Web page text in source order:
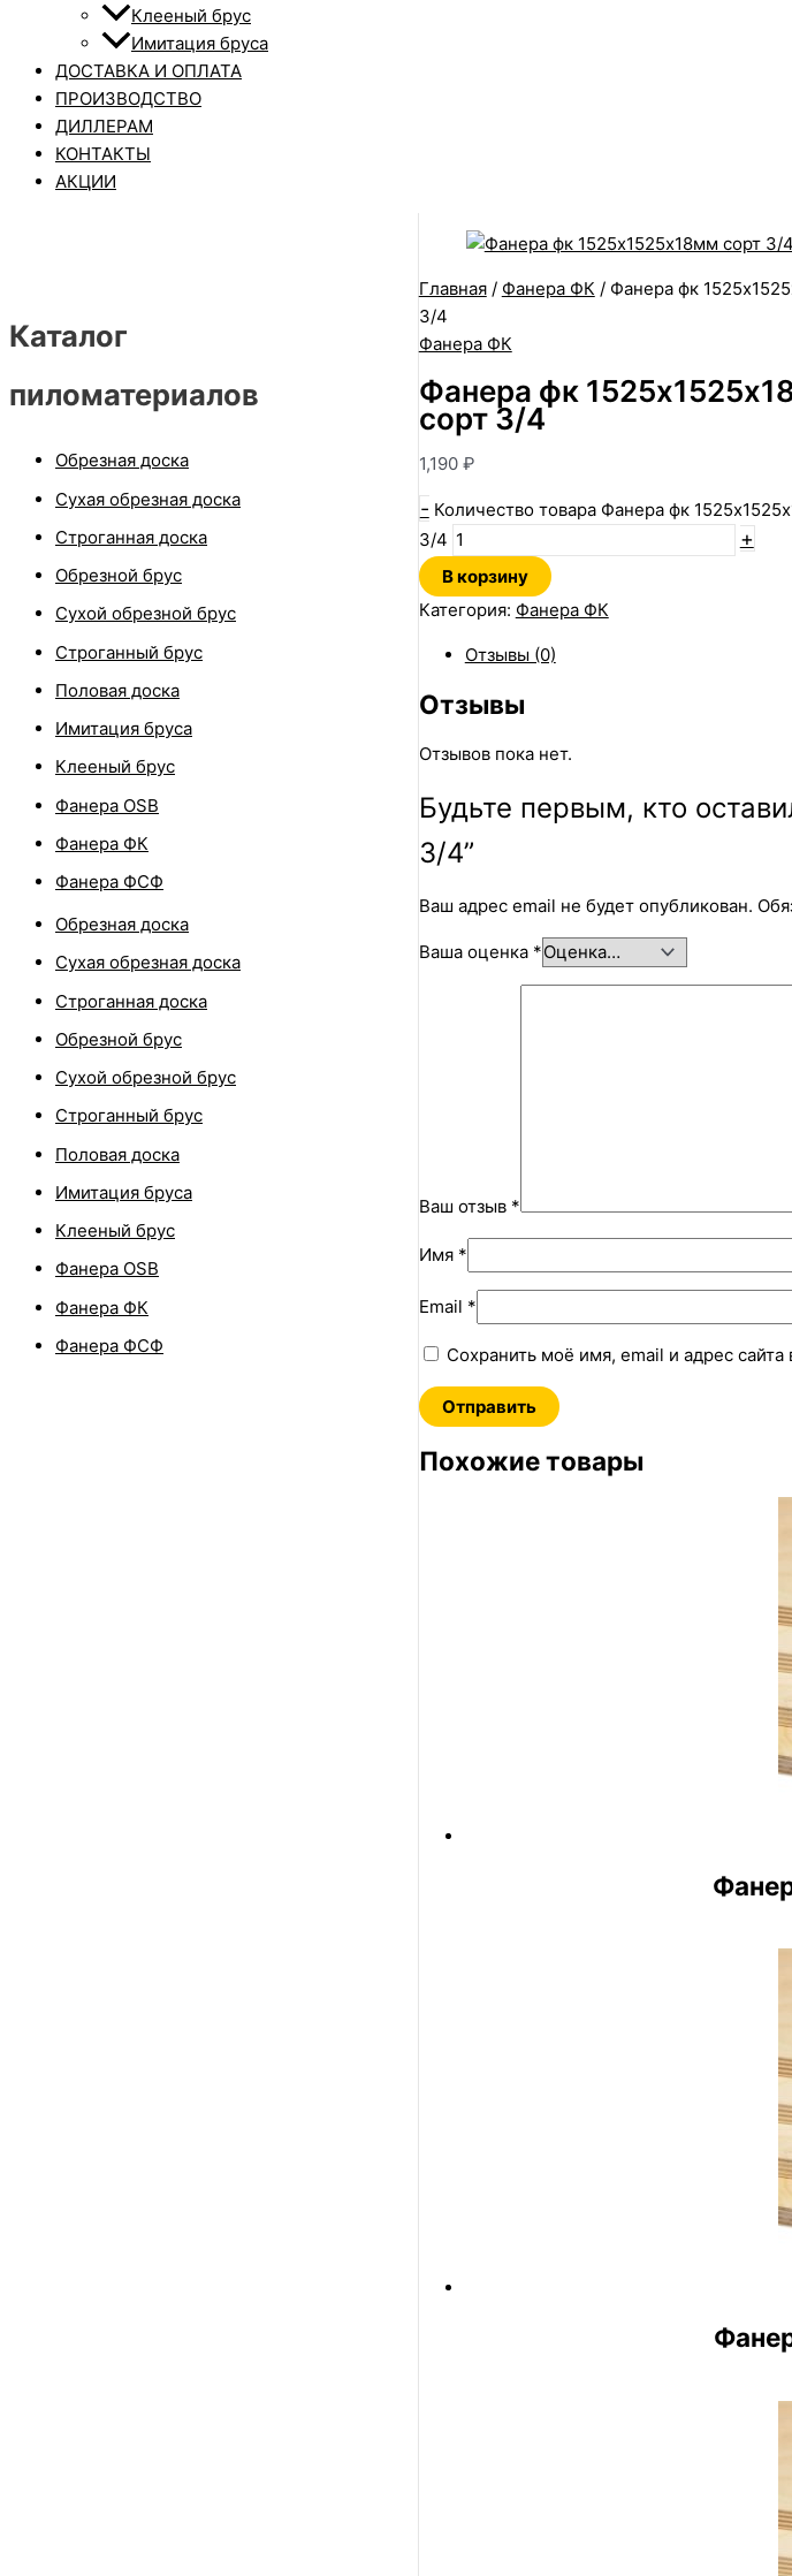
Клееный брус
Имитация бруса
ДОСТАВКА И ОПЛАТА
ПРОИЗВОДСТВО
ДИЛЛЕРАМ
КОНТАКТЫ
АКЦИИ
Каталог
пиломатериалов
Обрезная доска
Сухая обрезная доска
Строганная доска
Обрезной брус
Сухой обрезной брус
Строганный брус
Половая доска
Имитация бруса
Клееный брус
Фанера OSB
Фанера ФК
Фанера ФСФ
Обрезная доска
Сухая обрезная доска
Строганная доска
Обрезной брус
Сухой обрезной брус
Строганный брус
Половая доска
Имитация бруса
Клееный брус
Фанера OSB
Фанера ФК
Фанера ФСФ
Главная/ Фанера ФК / Фанера фк
3/4
Фанера ФК
Фанера фк
сорт 3/4
1,190 ₽
- Количество товара Фанера фк
3/4
+
В корзину
Категория: Фанера ФК
Отзывы (0)
Отзывы
Отзывов пока нет.
Будьте первым, кто
3/4”
Ваш адрес email не будет опубликован.
Ваша оценка *
Ваш отзыв *
Имя *
Email *
Сохранить моё имя, email и адрес
Похожие товары